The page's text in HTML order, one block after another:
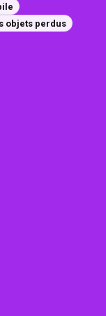
objets perdus